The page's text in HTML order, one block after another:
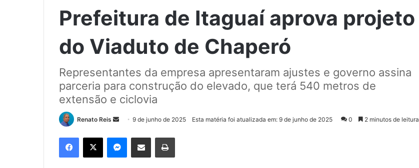
Prefeitura de Itaguaí aprova projeto
do Viaduto de Chaperó
Representantes da empresa apresentaram ajustes e governo assina
parceria para construção do elevado, que terá 540 metros de
extensão e ciclovia
Renato Reis
n
9 de junho de 2025 Esta matéria foi atualizada em: 9 de junho de 2025 0 2 minutos de leitura